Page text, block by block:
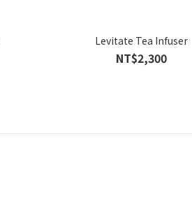
Levitate Tea Infuser
NT$2,300